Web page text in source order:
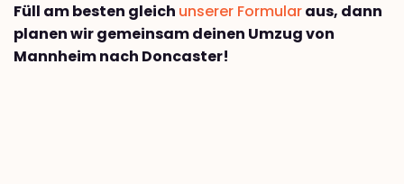
Füll am besten gleich unserer Formularaus, dann
planen wir gemeinsam deinen Umzug von
Mannheim nach Doncaster!